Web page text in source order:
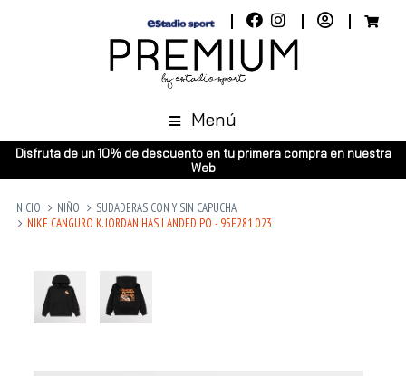
Menú
Disfruta de un 10% de descuento en tu primera compra en nuestra
Web
INICIO NIÑO
SUDADERAS CON Y SIN CAPUCHA
NIKE CANGURO K. JORDAN HAS LANDED PO - 95F281 023